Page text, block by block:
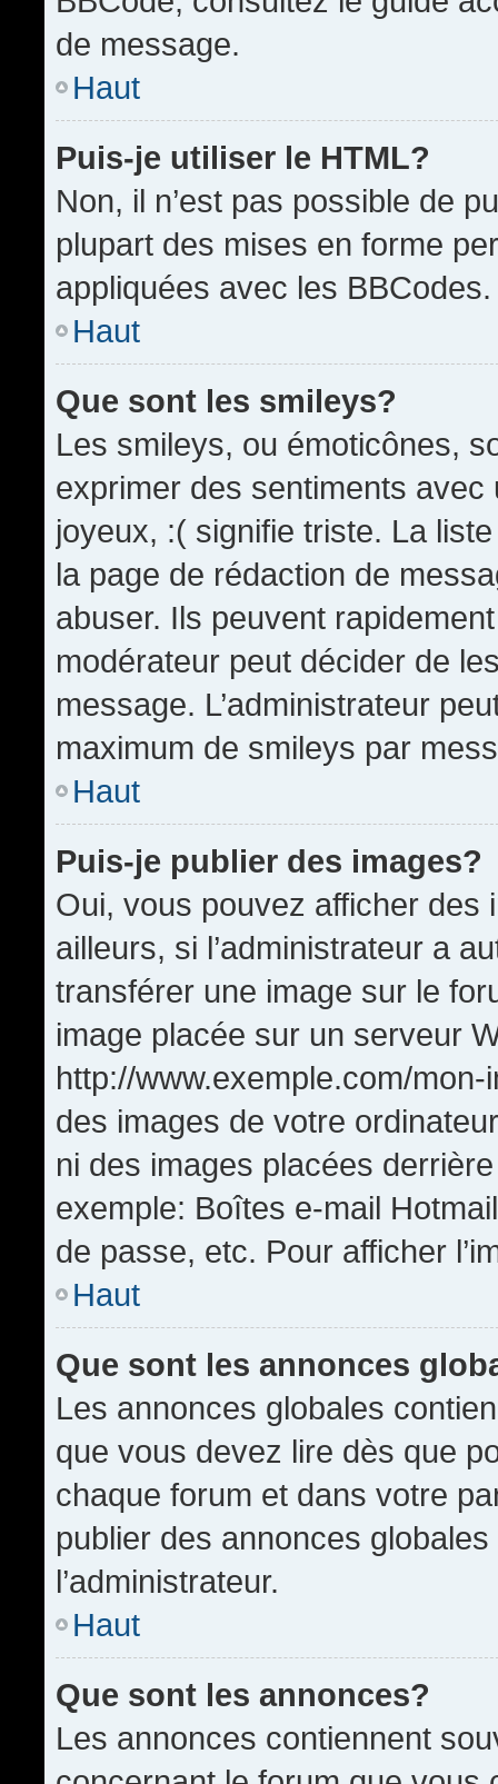
de message.
Haut
Puis-je utiliser le HTML?
Non, il n’est pas possible de
plupart des mises en forme
appliquées avec les BBCodes.
Haut
Que sont les smileys?
Les smileys, ou émoticônes,
exprimer des sentiments
joyeux, :( signifie triste. La
la page de rédaction de
abuser. Ils peuvent
modérateur peut décider de
message. L’administrateur
maximum de smileys par
Haut
Puis-je publier des images?
Oui, vous pouvez afficher
ailleurs, si l’administrateur a
transférer une image sur le
image placée sur un serveur
http://www.exemple.com/
des images de votre
ni des images placées
exemple: Boîtes e-mail
de passe, etc. Pour afficher
Haut
Que sont les annonces
Les annonces globales
que vous devez lire dès que
chaque forum et dans votre
publier des annonces
l’administrateur.
Haut
Que sont les annonces?
Les annonces contiennent